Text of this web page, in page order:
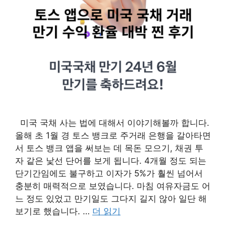
미국 국채 사는 법에 대해서 이야기해볼까 합니다.
올해 초 1월 경 토스 뱅크로 주거래 은행을 갈아타면
서 토스 뱅크 앱을 써보는 데 목돈 모으기, 채권 투
자 같은 낯선 단어를 보게 됩니다. 4개월 정도 되는
단기간임에도 불구하고 이자가 5%가 훨씬 넘어서
충분히 매력적으로 보였습니다. 마침 여유자금도 어
느 정도 있었고 만기일도 그다지 길지 않아 일단 해
보기로 했습니다. … 더 읽기